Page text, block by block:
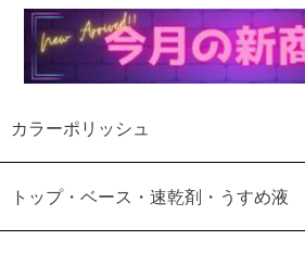
カラーポリッシュ
トップ・ベース・速乾剤・うすめ液